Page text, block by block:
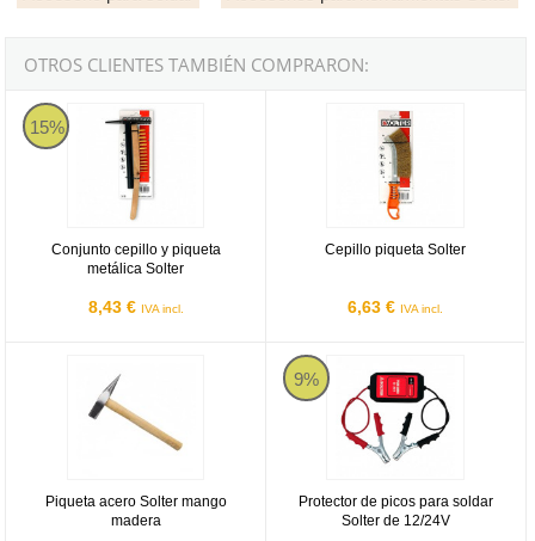
OTROS CLIENTES TAMBIÉN COMPRARON:
15%
Conjunto cepillo y piqueta
metálica Solter
8,43 € IVA incl.
Conjunto cepillo y piqueta metálica Solter
Cepillo piqueta Solter
6,63 € IVA incl.
Piqueta acero Solter mango
madera
9%
Protector de picos para soldar
Solter de 12/24V
Protector de picos para soldar